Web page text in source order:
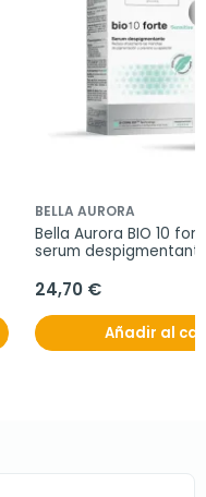
BELLA AURORA
Bella Aurora BIO 10
serum
24,70 €
Añadir al